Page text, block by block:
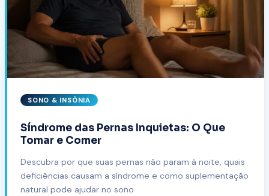
SONO & INSÔNIA
Síndrome das Pernas Inquietas: O Que
Tomar e Comer
Descubra por que suas pernas não param à noite, quais
deficiências causam a síndrome e como suplementação
natural pode ajudar no sono